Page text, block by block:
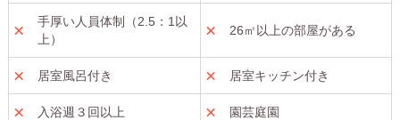
手厚い人員体制（2.5：1以
上）
26㎡以上の部屋がある
居室風呂付き 居室キッチン付き
入浴週３回以上 園芸庭園